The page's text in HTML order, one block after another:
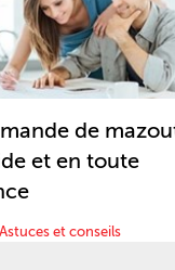
de
et en toute
Astuces et conseils